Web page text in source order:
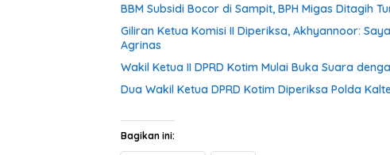
BBM Subsidi Bocor di Sampit, BPH Migas Ditagih
Giliran Ketua Komisi II Diperiksa, Akhyannoor:
Agrinas
Wakil Ketua II DPRD Kotim Mulai Buka Suara
Dua Wakil Ketua DPRD Kotim Diperiksa Polda
Bagikan ini: